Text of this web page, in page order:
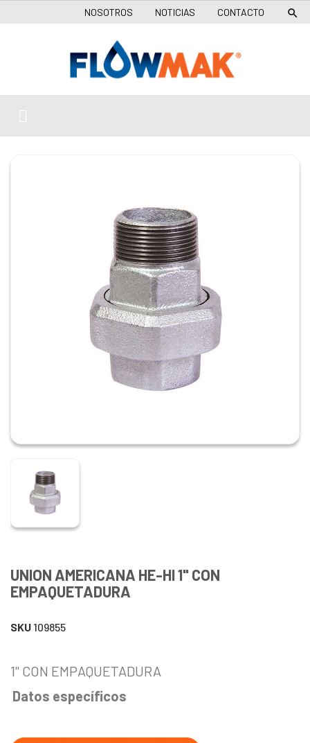
NOSOTROS NOTICIAS CONTACTO 
UNION AMERICANA HE-HI 1" CON
EMPAQUETADURA
SKU 109855
1" CON EMPAQUETADURA
Datos específicos